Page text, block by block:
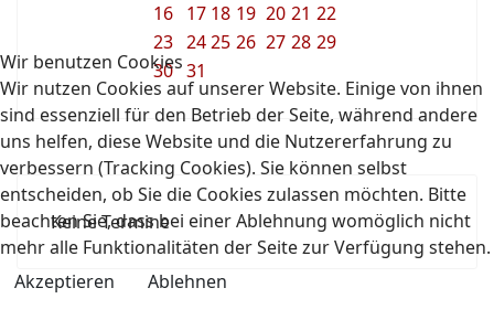
16
17 18 19 20 21 22
23 24 25 26 27 28 29
30 31
Keine Termine
Wir benutzen Cookies
Wir nutzen Cookies auf unserer Website. Einige von ihnen
sind essenziell für den Betrieb der Seite, während andere
uns helfen, diese Website und die Nutzererfahrung zu
verbessern (Tracking Cookies). Sie können selbst
entscheiden, ob Sie die Cookies zulassen möchten. Bitte
beachten Sie, dass bei einer Ablehnung womöglich nicht
mehr alle Funktionalitäten der Seite zur Verfügung stehen.
Akzeptieren
Ablehnen